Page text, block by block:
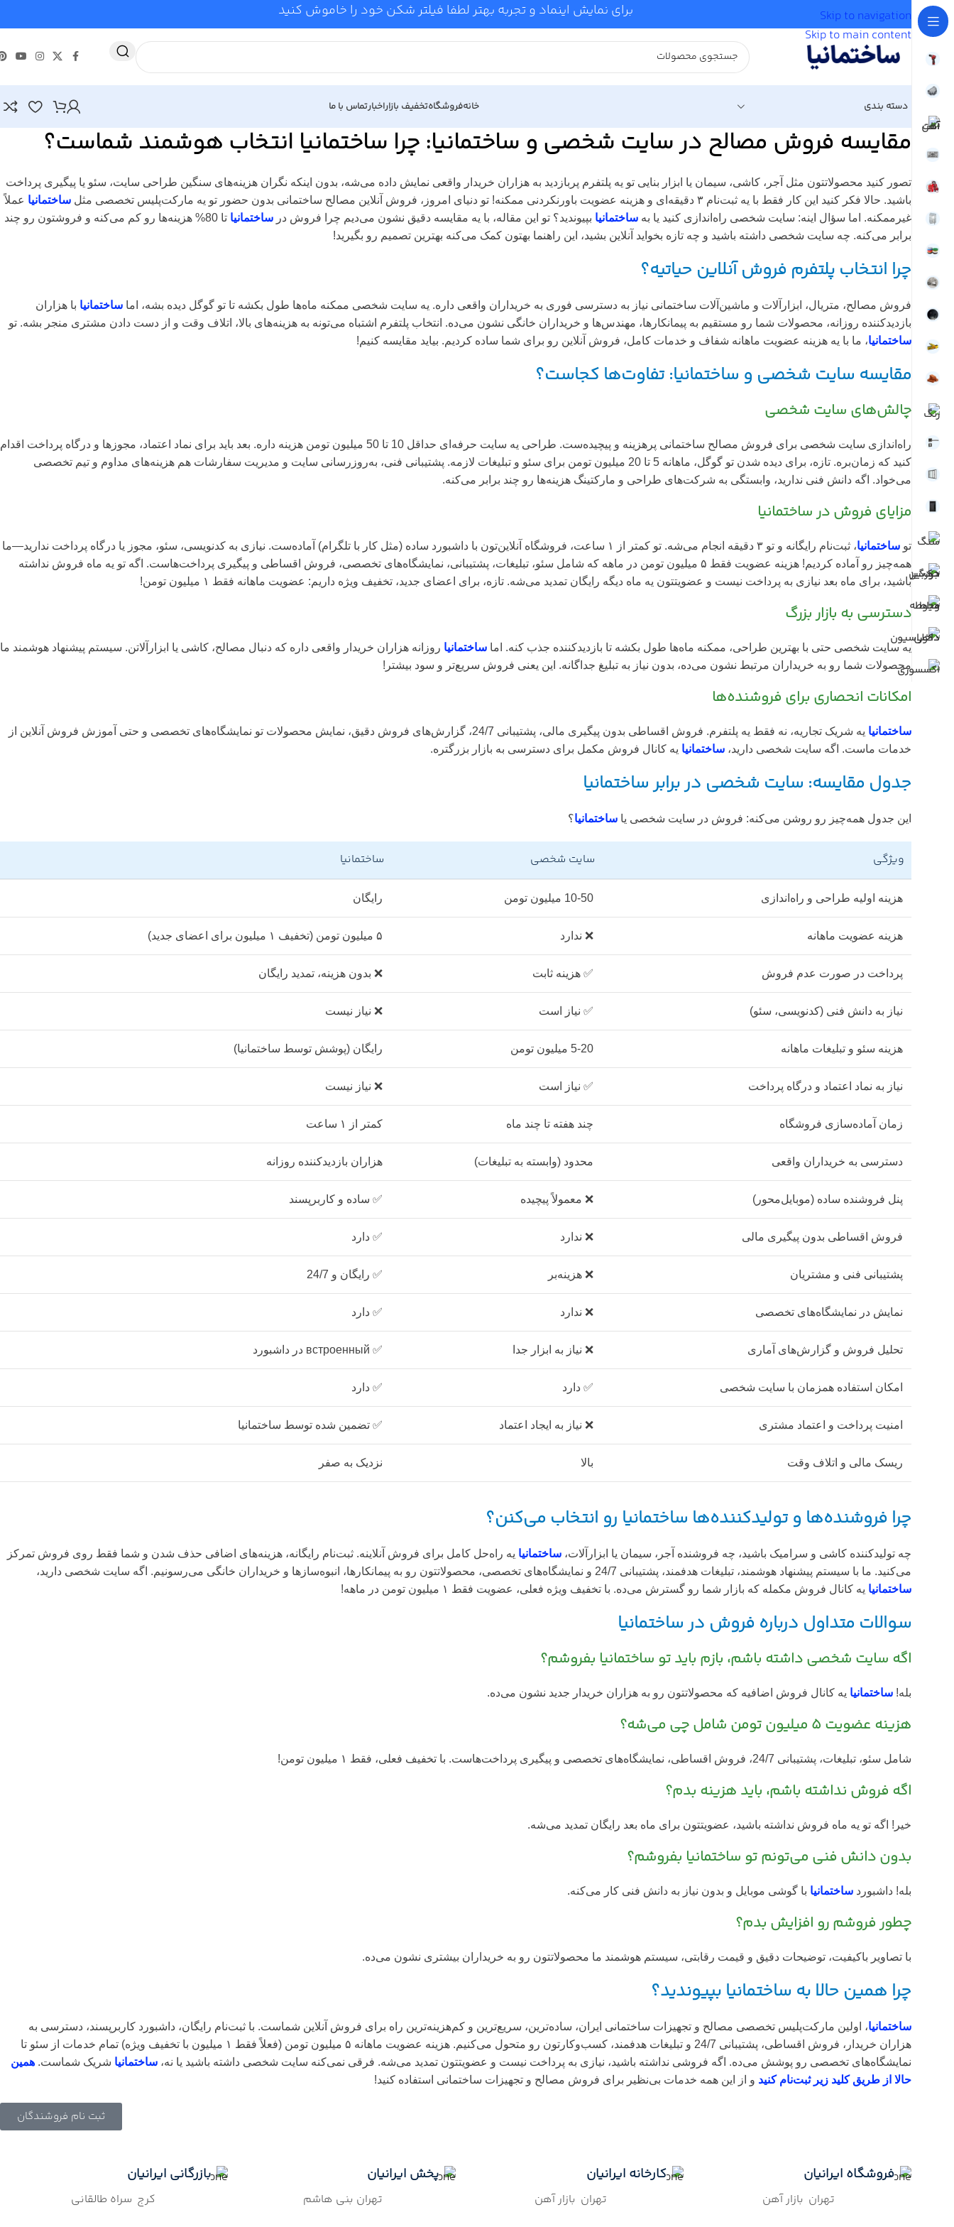
Skip to navigation
Skip to main content
برای نمایش اینماد و تجربه بهتر لطفا فیلتر شکن خود را خاموش کنید
دسته بندی خانهفروشگاهتخفیف بازاراخبارتماس با ما
مقایسه فروش مصالح در سایت شخصی و ساختمانیا: چرا ساختمانیا انتخاب هوشمند شماست؟
تصور کنید محصولاتتون مثل آجر، کاشی، سیمان یا ابزار بنایی تو یه پلتفرم پربازدید به هزاران خریدار واقعی نمایش داده می‌شه، بدون اینکه نگران هزینه‌های سنگین طراحی سایت، سئو یا پیگیری پرداخت
باشید. حالا فکر کنید این کار فقط با یه ثبت‌نام ۳ دقیقه‌ای و هزینه عضویت باورنکردنی ممکنه! تو دنیای امروز، فروش آنلاین مصالح ساختمانی بدون حضور تو یه مارکت‌پلیس تخصصی مثل
ساختمانیا عملاً
غیرممکنه. اما سؤال اینه: سایت شخصی راه‌اندازی کنید یا به ساختمانیا بپیوندید؟ تو این مقاله، با یه مقایسه دقیق نشون می‌دیم چرا فروش در ساختمانیا
تا 80% هزینه‌ها رو کم می‌کنه و فروشتون رو چند
برابر می‌کنه. چه سایت شخصی داشته باشید و چه تازه بخواید آنلاین بشید، این راهنما بهتون کمک می‌کنه بهترین تصمیم رو بگیرید!
چرا انتخاب پلتفرم فروش آنلاین حیاتیه؟
فروش مصالح، متریال، ابزارآلات و ماشین‌آلات ساختمانی نیاز به دسترسی فوری به خریداران واقعی داره. یه سایت شخصی ممکنه ماه‌ها طول بکشه تا تو گوگل دیده بشه، اما ساختمانیا با هزاران
بازدیدکننده روزانه، محصولات شما رو مستقیم به پیمانکارها، مهندس‌ها و خریداران خانگی نشون می‌ده. انتخاب پلتفرم اشتباه می‌تونه به هزینه‌های بالا، اتلاف وقت و از دست دادن مشتری منجر بشه. تو
ساختمانیا، ما با یه هزینه عضویت ماهانه شفاف و خدمات کامل، فروش آنلاین رو برای شما ساده کردیم. بیاید مقایسه کنیم!
مقایسه سایت شخصی و ساختمانیا: تفاوت‌ها کجاست؟
چالش‌های سایت شخصی
راه‌اندازی سایت شخصی برای فروش مصالح ساختمانی پرهزینه و پیچیده‌ست. طراحی یه سایت حرفه‌ای حداقل 10 تا 50 میلیون تومن هزینه داره. بعد باید برای نماد اعتماد، مجوزها و درگاه پرداخت اقدام
کنید که زمان‌بره. تازه، برای دیده شدن تو گوگل، ماهانه 5 تا 20 میلیون تومن برای سئو و تبلیغات لازمه. پشتیبانی فنی، به‌روزرسانی سایت و مدیریت سفارشات هم هزینه‌های مداوم و تیم تخصصی
می‌خواد. اگه دانش فنی ندارید، وابستگی به شرکت‌های طراحی و مارکتینگ هزینه‌ها رو چند برابر می‌کنه.
مزایای فروش در ساختمانیا
تو ساختمانیا
، ثبت‌نام رایگانه و تو ۳ دقیقه انجام می‌شه. تو کمتر از ۱ ساعت، فروشگاه آنلاین‌تون با داشبورد ساده (مثل کار با تلگرام) آماده‌ست. نیازی به کدنویسی، سئو، مجوز یا درگاه پرداخت ندارید—ما
همه‌چیز رو آماده کردیم! هزینه عضویت فقط ۵ میلیون تومن در ماهه که شامل سئو، تبلیغات، پشتیبانی، نمایشگاه‌های تخصصی، فروش اقساطی و پیگیری پرداخت‌هاست. اگه تو یه ماه فروش نداشته
باشید، برای ماه بعد نیازی به پرداخت نیست و عضویتتون یه ماه دیگه رایگان تمدید می‌شه. تازه، برای اعضای جدید، تخفیف ویژه داریم: عضویت ماهانه فقط ۱ میلیون تومن!
دسترسی به بازار بزرگ
یه سایت شخصی حتی با بهترین طراحی، ممکنه ماه‌ها طول بکشه تا بازدیدکننده جذب کنه. اما ساختمانیا روزانه هزاران خریدار واقعی داره که دنبال مصالح، کاشی یا ابزارآلاتن. سیستم پیشنهاد هوشمند ما
محصولات شما رو به خریداران مرتبط نشون می‌ده، بدون نیاز به تبلیغ جداگانه. این یعنی فروش سریع‌تر و سود بیشتر!
امکانات انحصاری برای فروشنده‌ها
ساختمانیا
یه شریک تجاریه، نه فقط یه پلتفرم. فروش اقساطی بدون پیگیری مالی، پشتیبانی 24/7، گزارش‌های فروش دقیق، نمایش محصولات تو نمایشگاه‌های تخصصی و حتی آموزش فروش آنلاین از
خدمات ماست. اگه سایت شخصی دارید، ساختمانیا یه کانال فروش مکمل برای دسترسی به بازار بزرگتره.
جدول مقایسه: سایت شخصی در برابر ساختمانیا
این جدول همه‌چیز رو روشن می‌کنه: فروش در سایت شخصی یا ساختمانیا؟
ویژگی سایت شخصی ساختمانیا
هزینه اولیه طراحی و راه‌اندازی 10-50 میلیون تومن رایگان
هزینه عضویت ماهانه ❌ ندارد ۵ میلیون تومن (تخفیف ۱ میلیون برای اعضای جدید)
پرداخت در صورت عدم فروش ✅ هزینه ثابت ❌ بدون هزینه، تمدید رایگان
نیاز به دانش فنی (کدنویسی، سئو) ✅ نیاز است ❌ نیاز نیست
هزینه سئو و تبلیغات ماهانه 5-20 میلیون تومن رایگان (پوشش توسط ساختمانیا)
نیاز به نماد اعتماد و درگاه پرداخت ✅ نیاز است ❌ نیاز نیست
زمان آماده‌سازی فروشگاه چند هفته تا چند ماه کمتر از ۱ ساعت
دسترسی به خریداران واقعی محدود (وابسته به تبلیغات) هزاران بازدیدکننده روزانه
پنل فروشنده ساده (موبایل‌محور) ❌ معمولاً پیچیده ✅ ساده و کاربرپسند
فروش اقساطی بدون پیگیری مالی ❌ ندارد ✅ دارد
پشتیبانی فنی و مشتریان ❌ هزینه‌بر ✅ رایگان و 24/7
نمایش در نمایشگاه‌های تخصصی ❌ ندارد ✅ دارد
تحلیل فروش و گزارش‌های آماری ❌ نیاز به ابزار جدا ✅ встроенный در داشبورد
امکان استفاده همزمان با سایت شخصی ✅ دارد ✅ دارد
امنیت پرداخت و اعتماد مشتری ❌ نیاز به ایجاد اعتماد ✅ تضمین شده توسط ساختمانیا
ریسک مالی و اتلاف وقت بالا نزدیک به صفر
چرا فروشنده‌ها و تولیدکننده‌ها ساختمانیا رو انتخاب می‌کنن؟
چه تولیدکننده کاشی و سرامیک باشید، چه فروشنده آجر، سیمان یا ابزارآلات، ساختمانیا یه راه‌حل کامل برای فروش آنلاینه. ثبت‌نام رایگانه، هزینه‌های اضافی حذف شدن و شما فقط روی فروش تمرکز
می‌کنید. ما با سیستم پیشنهاد هوشمند، تبلیغات هدفمند، پشتیبانی 24/7 و نمایشگاه‌های تخصصی، محصولاتتون رو به پیمانکارها، انبوه‌سازها و خریداران خانگی می‌رسونیم. اگه سایت شخصی دارید،
ساختمانیا یه کانال فروش مکمله که بازار شما رو گسترش می‌ده. با تخفیف ویژه فعلی، عضویت فقط ۱ میلیون تومن در ماهه!
سوالات متداول درباره فروش در ساختمانیا
اگه سایت شخصی داشته باشم، بازم باید تو ساختمانیا بفروشم؟
بله! ساختمانیا یه کانال فروش اضافیه که محصولاتتون رو به هزاران خریدار جدید نشون می‌ده.
هزینه عضویت ۵ میلیون تومن شامل چی می‌شه؟
شامل سئو، تبلیغات، پشتیبانی 24/7، فروش اقساطی، نمایشگاه‌های تخصصی و پیگیری پرداخت‌هاست. با تخفیف فعلی، فقط ۱ میلیون تومن!
اگه فروش نداشته باشم، باید هزینه بدم؟
خیر! اگه تو یه ماه فروش نداشته باشید، عضویتتون برای ماه بعد رایگان تمدید می‌شه.
بدون دانش فنی می‌تونم تو ساختمانیا بفروشم؟
بله! داشبورد ساختمانیا با گوشی موبایل و بدون نیاز به دانش فنی کار می‌کنه.
چطور فروشم رو افزایش بدم؟
با تصاویر باکیفیت، توضیحات دقیق و قیمت رقابتی، سیستم هوشمند ما محصولاتتون رو به خریداران بیشتری نشون می‌ده.
چرا همین حالا به ساختمانیا بپیوندید؟
ساختمانیا، اولین مارکت‌پلیس تخصصی مصالح و تجهیزات ساختمانی ایران، ساده‌ترین، سریع‌ترین و کم‌هزینه‌ترین راه برای فروش آنلاین شماست. با ثبت‌نام رایگان، داشبورد کاربرپسند، دسترسی به
هزاران خریدار، فروش اقساطی، پشتیبانی 24/7 و تبلیغات هدفمند، کسب‌وکارتون رو متحول می‌کنیم. هزینه عضویت ماهانه ۵ میلیون تومن (فعلاً فقط ۱ میلیون با تخفیف ویژه) تمام خدمات از سئو تا
نمایشگاه‌های تخصصی رو پوشش می‌ده. اگه فروشی نداشته باشید، نیازی به پرداخت نیست و عضویتتون تمدید می‌شه. فرقی نمی‌کنه سایت شخصی داشته باشید یا نه، ساختمانیا شریک شماست. همین
حالا از طریق کلید زیر ثبت‌نام کنید و از این همه خدمات بی‌نظیر برای فروش مصالح و تجهیزات ساختمانی استفاده کنید!
ثبت نام فروشندگان
فروشگاه ایرانیان
تهران بازار آهن
کارخانه ایرانیان
تهران بازار آهن
پخش ایرانیان
تهران بنی هاشم
بازرگانی ایرانیان
کرج سراه طالقانی